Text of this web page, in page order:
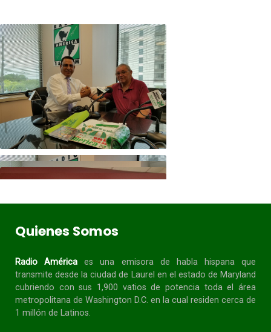
Quienes Somos
Radio América es una emisora de habla hispanaque
transmite desde la ciudad de Laurel en el estado de Maryland
cubriendo con sus 1,900 vatios de potencia toda el área
metropolitana de Washington D.C. en la cual residen cerca de
1 millón de Latinos.